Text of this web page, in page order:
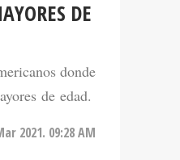
donde
de edad.
2021. 09:28 AM